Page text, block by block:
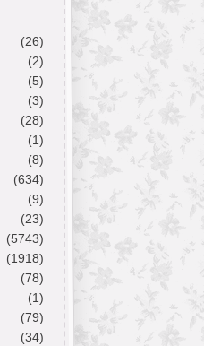
(26)
(2)
(5)
(3)
(28)
(1)
(8)
(634)
(9)
(23)
(5743)
(1918)
(78)
(1)
(79)
(34)